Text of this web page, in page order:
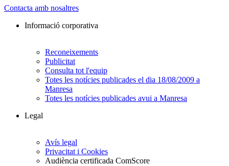
Contacta amb nosaltres
Informació corporativa
Reconeixements
Publicitat
Consulta tot l'equip
Totes les notícies publicades el dia 18/08/2009 a
Manresa
Totes les notícies publicades avui a Manresa
Legal
Avís legal
Privacitat i Cookies
Audiència certificada ComScore